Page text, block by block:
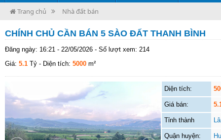
Trang chủ Nhà đất bán
CHÍNH CHỦ CẦN BÁN 5 SÀO ĐẤT THANH BÌNH
Đăng ngày: 16:21 - 22/05/2026 - Số lượt xem: 214
Giá: 5.1 Tỷ - Diện tích: 5000 m²
Diện tích:
Giá bán:
Tỉnh thành
Quận huyện: